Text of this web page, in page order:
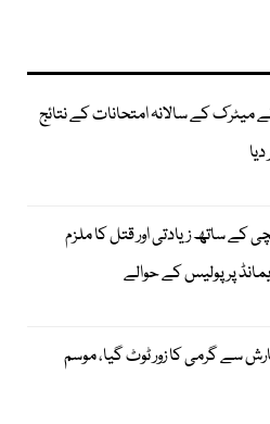
میٹرک کے سالانہ امتحانات کے نتائج
کے ساتھ زیادتی اور قتل کا ملزم
پر پولیس کے حوالے
سے گرمی کا زور ٹوٹ گیا، موسم